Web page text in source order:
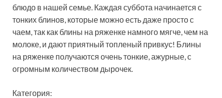
блюдо в нашей семье. Каждая суббота начинается с
тонких блинов, которые можно есть даже просто с
чаем, так как блины на ряженке намного мягче, чем на
молоке, и дают приятный топленый привкус! Блины
на ряженке получаются оченьтонкие, ажурные, с
огромным количеством дырочек.
Категория: